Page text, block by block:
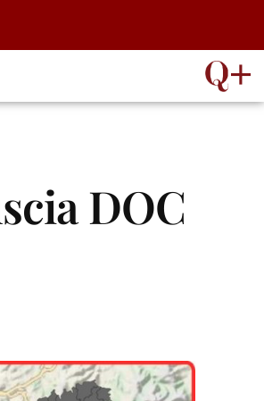
DOC